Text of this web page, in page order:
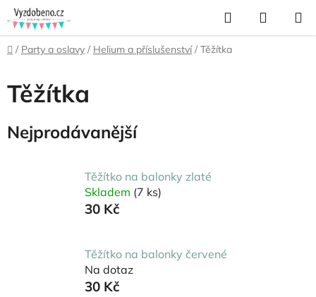
Přejít
na
obsah
Hledat
KOŠÍK
Domů
/ Party a oslavy / Helium a příslušenství / Těžítka
Těžítka
Nejprodávanější
Těžítko na balonky zlaté
Skladem (7 ks)
30 Kč
Těžítko na balonky červené
Na dotaz
30 Kč